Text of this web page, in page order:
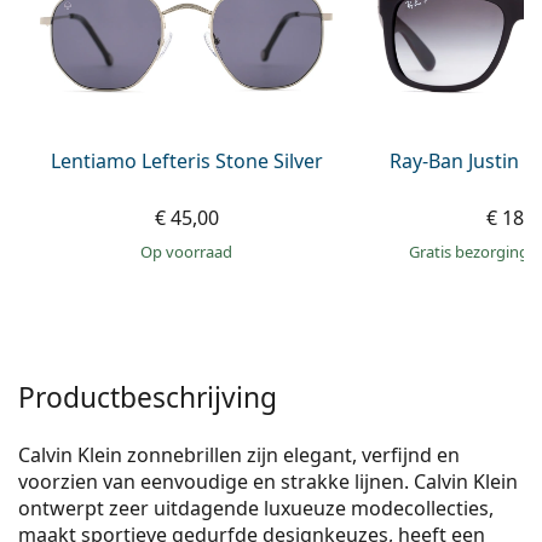
Alle merken
Persol
Prada
Offline
Lentiamo Lefteris Stone Silver
€ 45,00
op voorraad
Ray-Ban Justin
€
Gratis bezorging
Productbeschrijving
Calvin Klein zonnebrillen zijn elegant, verfijnd en
voorzien van eenvoudige en strakke lijnen. Calvin Klein
ontwerpt zeer uitdagende luxueuze modecollecties,
maakt sportieve gedurfde designkeuzes, heeft een